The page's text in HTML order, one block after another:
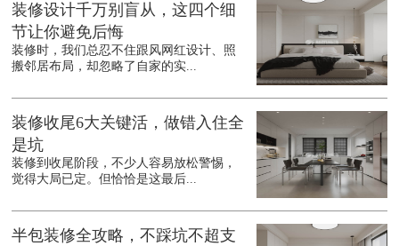
装修设计千万别盲从，这四个细
节让你避免后悔
装修时，我们总忍不住跟风网红设计、照
搬邻居布局，却忽略了自家的实...
装修收尾6大关键活，做错入住全
是坑
装修到收尾阶段，不少人容易放松警惕，
觉得大局已定。但恰恰是这最后...
半包装修全攻略，不踩坑不超支